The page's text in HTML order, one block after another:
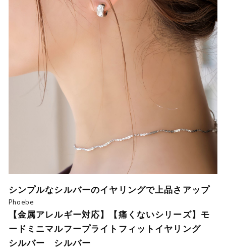
シンプルなシルバーのイヤリングで上品さアップ
Phoebe
【金属アレルギー対応】【痛くないシリーズ】モ
ードミニマルフープライトフィットイヤリング
シルバー シルバー